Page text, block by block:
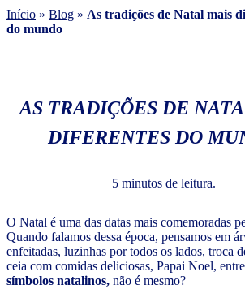
Início » Blog » As tradições de Natal mais
do mundo
AS TRADIÇÕES DE
DIFERENTES DO
5 minutos de leitura.
O Natal é uma das datas mais comemoradas
Quando falamos dessa época, pensamos em
enfeitadas, luzinhas por todos os lados, troca
ceia com comidas deliciosas, Papai Noel,
símbolos natalinos, não é mesmo?